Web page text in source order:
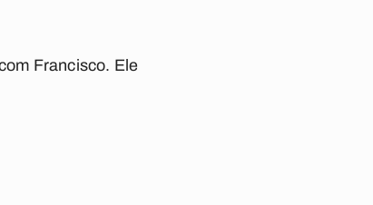
Francisco. Ele